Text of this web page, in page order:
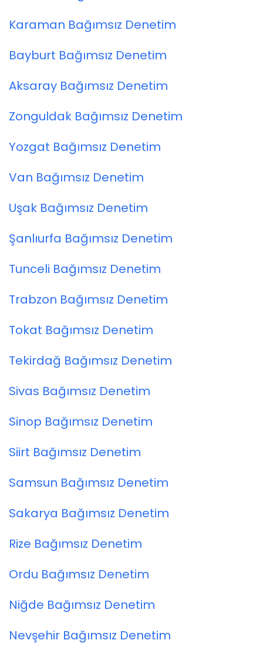
Karaman Bağımsız Denetim
Bayburt Bağımsız Denetim
Aksaray Bağımsız Denetim
Zonguldak Bağımsız Denetim
Yozgat Bağımsız Denetim
Van Bağımsız Denetim
Uşak Bağımsız Denetim
Şanlıurfa Bağımsız Denetim
Tunceli Bağımsız Denetim
Trabzon Bağımsız Denetim
Tokat Bağımsız Denetim
Tekirdağ Bağımsız Denetim
Sivas Bağımsız Denetim
Sinop Bağımsız Denetim
Siirt Bağımsız Denetim
Samsun Bağımsız Denetim
Sakarya Bağımsız Denetim
Rize Bağımsız Denetim
Ordu Bağımsız Denetim
Niğde Bağımsız Denetim
Nevşehir Bağımsız Denetim